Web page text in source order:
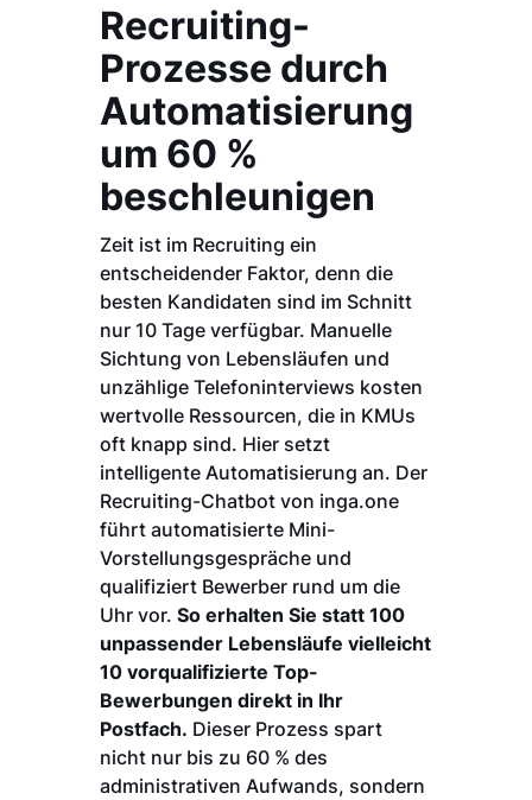
Recruiting-
Prozesse durch
Automatisierung
um 60 %
beschleunigen
Zeit ist im Recruiting ein
entscheidender Faktor, denn die
besten Kandidaten sind im Schnitt
nur 10 Tage verfügbar. Manuelle
Sichtung von Lebensläufen und
unzählige Telefoninterviews kosten
wertvolle Ressourcen, die in KMUs
oft knapp sind. Hier setzt
intelligente Automatisierung an. Der
Recruiting-Chatbot von inga.one
führt automatisierte Mini-
Vorstellungsgespräche und
qualifiziert Bewerber rund um die
Uhr vor. So erhalten Sie statt 100
unpassender Lebensläufe vielleicht
10 vorqualifizierte Top-
Bewerbungen direkt in Ihr
Postfach. Dieser Prozess spart
nicht nur bis zu 60 % des
administrativen Aufwands, sondern